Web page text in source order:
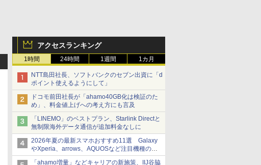
アクセスランキング
1時間 24時間 1週間 1カ月
NTT島田社長、ソフトバンクのセブン出資に「d
ポイント使えるようにして」
ドコモ前田社長が「ahamo40GB化は検証のた
め」、料金値上げへの考え方にも言及
「LINEMO」のベストプラン、Starlink Directと
無制限海外データ通信が追加料金なしに
2026年夏の最新スマホおすすめ11選 Galaxy
やXperia、arrows、AQUOSなど注目機種の特
徴は
「ahamo増量」などキャリアの新施策、IIJ谷脇